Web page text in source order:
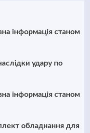
інформація станом
удару по
інформація станом
обладнання для